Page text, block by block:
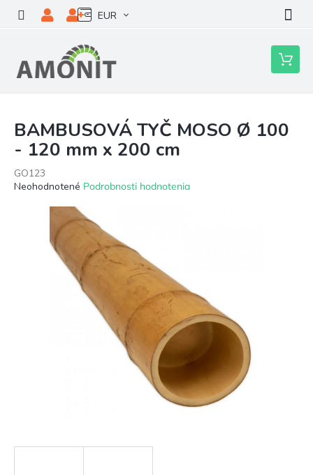
obsah
EUR
Nákupný
košík
BAMBUSOVÁ TYČ MOSO Ø 100
- 120 mm x 200 cm
GO123
Priemerné
Neohodnotené Podrobnosti hodnotenia